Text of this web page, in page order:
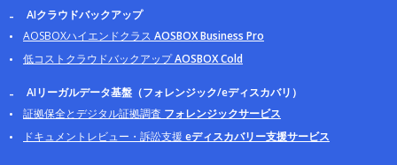
AIクラウドバックアップ
AOSBOXハイエンドクラス AOSBOX Business Pro
低コストクラウドバックアップAOSBOX Cold
AIリーガルデータ基盤（フォレンジック/eディスカバリ）
証拠保全とデジタル証拠調査 フォレンジックサービス
ドキュメントレビュー・訴訟支援 eディスカバリー支援サービス